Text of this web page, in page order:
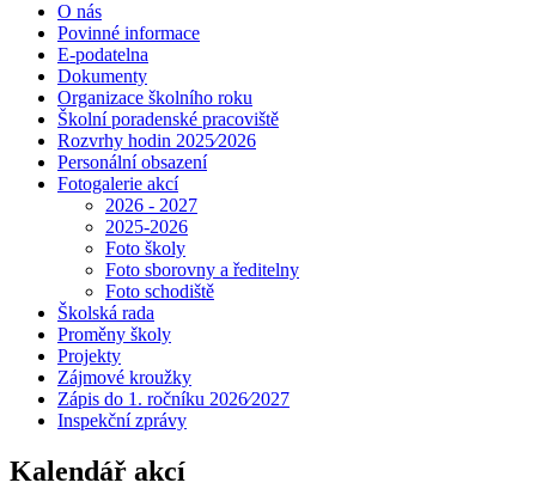
O nás
Povinné informace
E-podatelna
Dokumenty
Organizace školního roku
Školní poradenské pracoviště
Rozvrhy hodin 2025⁄2026
Personální obsazení
Fotogalerie akcí
2026 - 2027
2025-2026
Foto školy
Foto sborovny a ředitelny
Foto schodiště
Školská rada
Proměny školy
Projekty
Zájmové kroužky
Zápis do 1. ročníku 2026⁄2027
Inspekční zprávy
Kalendář akcí